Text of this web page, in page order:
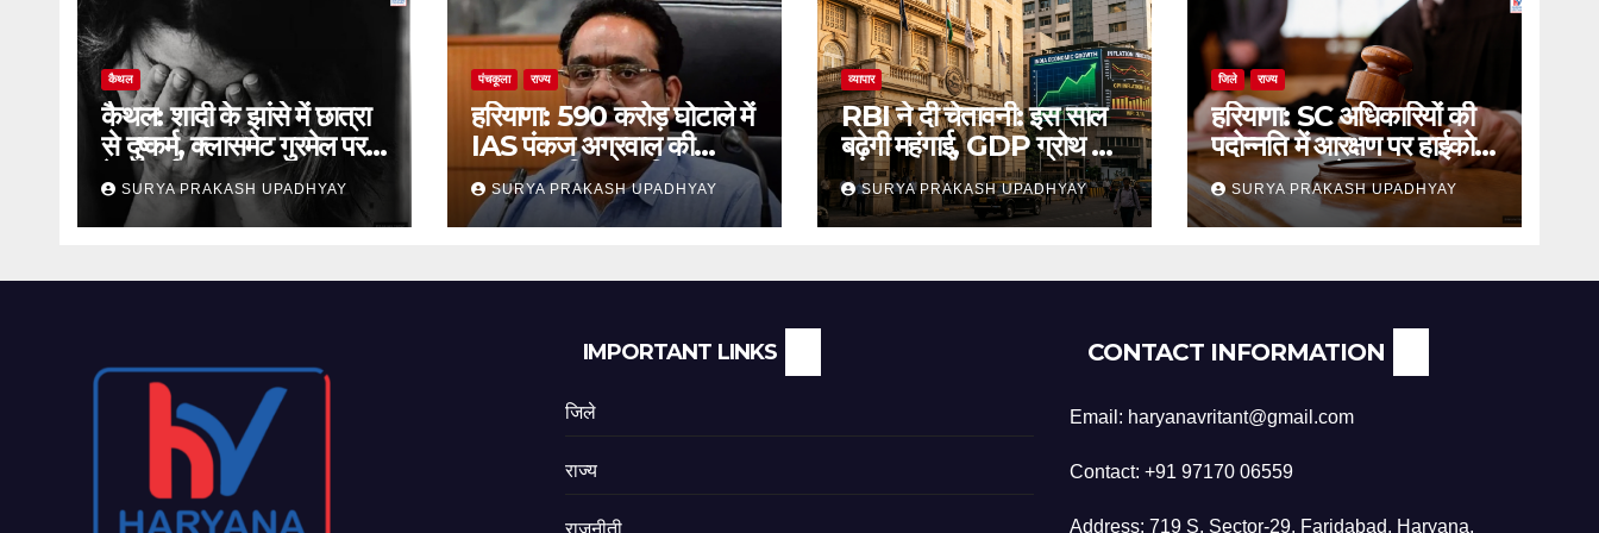
कैथल
कैथल: शादी के झांसे में छात्रा
से दुष्कर्म, क्लासमेट गुरमेल पर
केस दर्ज
SURYA PRAKASH UPADHYAY
पंचकूला राज्य
हरियाणा: 590 करोड़ घोटाले में
IAS पंकज अग्रवाल की
जमानत याचिका खारिज
SURYA PRAKASH UPADHYAY
व्यापार
RBI ने दी चेतावनी: इस साल
बढ़ेगी महंगाई, GDP ग्रोथ का
अनुमान जारी
SURYA PRAKASH UPADHYAY
जिले राज्य
हरियाणा: SC अधिकारियों की
पदोन्नति में आरक्षण पर हाईकोर्ट
का स्थगन आदेश
SURYA PRAKASH UPADHYAY
IMPORTANT LINKS
जिले
राज्य
राजनीती
CONTACT INFORMATION
Email: haryanavritant@gmail.com
Contact: +91 97170 06559
Address: 719 S, Sector-29, Faridabad, Haryana,